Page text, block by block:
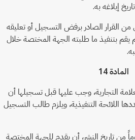
إبلاغه به.
القرار الصادر برفض التسجيل أو تعليقه
يقم بتنفيذ ما طلبته الجهة المختصة خلال
المادة 14
التجارية، وجب عليها قبل تسجيلها أن
اللائحة التنفيذية، ويلزم طالب التسجيل
من تاريخ النشر، أن يقدم للجهة المختصة